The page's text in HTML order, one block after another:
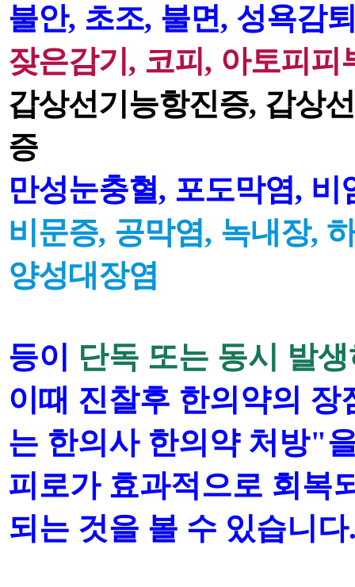
불안, 초조, 불면, 성욕감
잦은감기, 코피, 아토피피
갑상선기능항진증, 갑상
증
만성눈충혈, 포도막염, 비
비문증, 공막염, 녹내장,
양성대장염
등이 단독 또는 동시 발
이때 진찰후 한의약의 장
는 한의사 한의약 처방"
피로가 효과적으로 회복
되는 것을 볼 수 있습니다